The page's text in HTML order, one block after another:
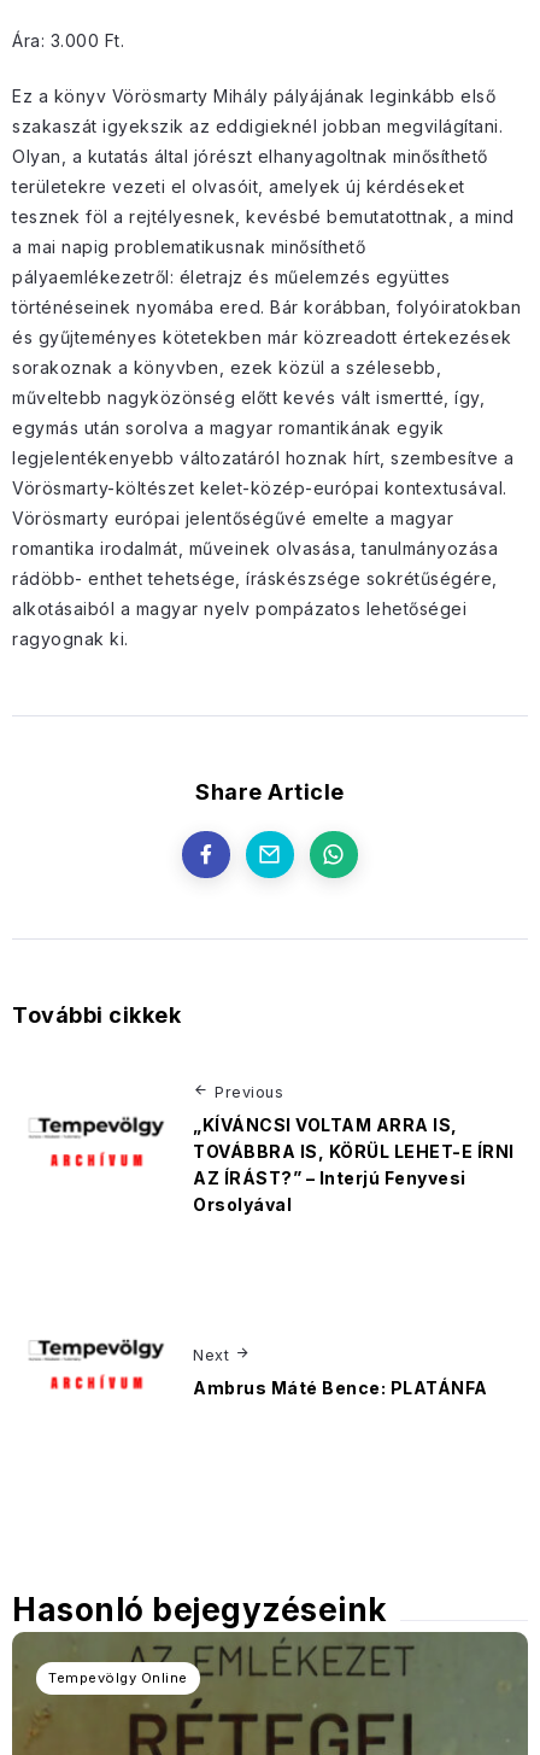
Ára: 3.000 Ft.
Ez a könyv Vörösmarty Mihály pályájának leginkább első
szakaszát igyekszik az eddigieknél jobban megvilágítani.
Olyan, a kutatás által jórészt elhanyagoltnak minősíthető
területekre vezeti el olvasóit, amelyek új kérdéseket
tesznek föl a rejtélyesnek, kevésbé bemutatottnak, a mind
a mai napig problematikusnak minősíthető
pályaemlékezetről: életrajz és műelemzés együttes
történéseinek nyomába ered. Bár korábban, folyóiratokban
és gyűjteményes kötetekben már közreadott értekezések
sorakoznak a könyvben, ezek közül a szélesebb,
műveltebb nagyközönség előtt kevés vált ismertté, így,
egymás után sorolva a magyar romantikának egyik
legjelentékenyebb változatáról hoznak hírt, szembesítve a
Vörösmarty-költészet kelet-közép-európai kontextusával.
Vörösmarty európai jelentőségűvé emelte a magyar
romantika irodalmát, műveinek olvasása, tanulmányozása
rádöbb- enthet tehetsége, íráskészsége sokrétűségére,
alkotásaiból a magyar nyelv pompázatos lehetőségei
ragyognak ki.
Share Article
További cikkek
Previous
„KÍVÁNCSI VOLTAM ARRA IS,
TOVÁBBRA IS, KÖRÜL LEHET-E ÍRNI
AZ ÍRÁST?” – Interjú Fenyvesi
Orsolyával
Next
Ambrus Máté Bence: PLATÁNFA
Hasonló bejegyzéseink
Tempevölgy Online